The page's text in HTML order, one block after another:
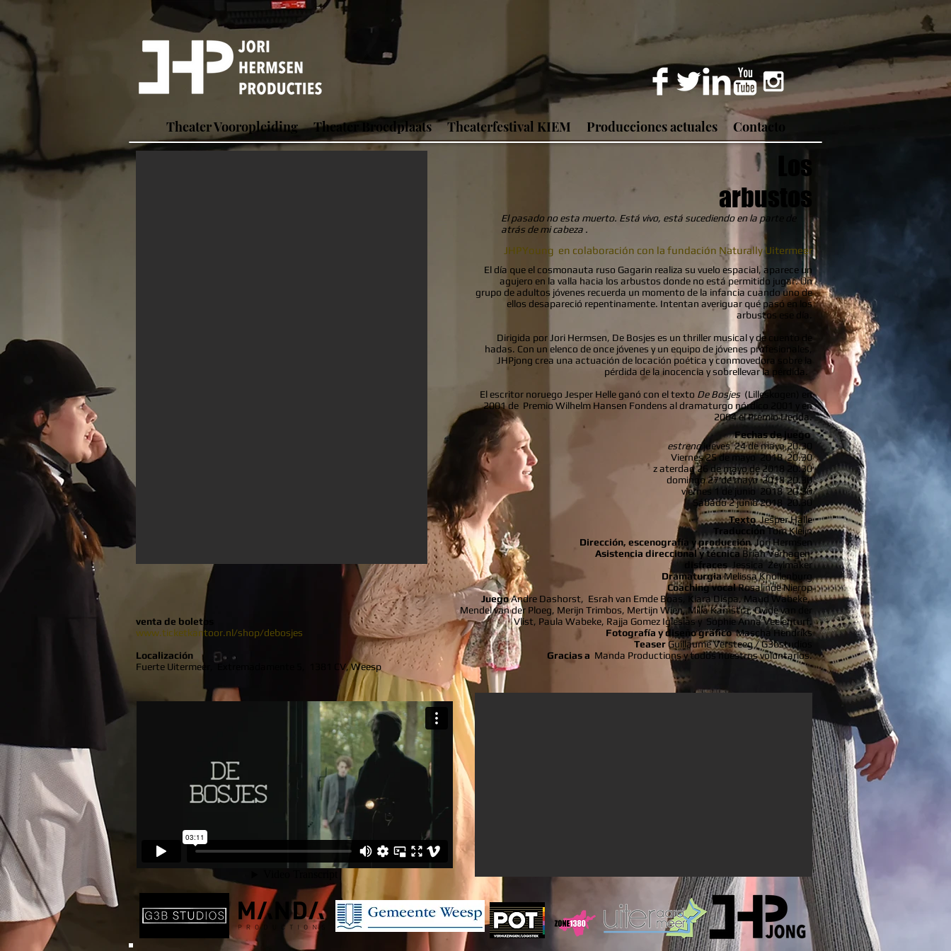
Theater Vooropleiding Theater Broedplaats Theaterfestival KIEM Producciones actuales Contacto
Los
arbustos
El pasado no esta muerto. Está vivo, está sucediendo en la parte de
atrás de mi cabeza .
JHPYoung en colaboración con la fundación Naturally Uitermeer
El día que el cosmonauta ruso Gagarin realiza su vuelo espacial, aparece un
agujero en la valla hacia los arbustos donde no está permitido jugar. Un
grupo de adultos jóvenes recuerda un momento de la infancia cuando uno de
ellos desapareció repentinamente. Intentan averiguar qué pasó en los
arbustos ese día.
Dirigida por Jori Hermsen, De Bosjes es un thriller musical y de cuento de
hadas. Con un elenco de once jóvenes y un equipo de jóvenes profesionales,
JHPjong crea una actuación de locación poética y conmovedora sobre la
pérdida de la inocencia y sobrellevar la pérdida.
El escritor noruego Jesper Helle ganó con el texto De Bosjes (Lilleskogen) en
2001 de Premio Wilhelm Hansen Fondens al dramaturgo nórdico 2001 y en
2004 el Premio Hedda.
Fechas de juego
estrenojueves 24 de mayo 20.30
Viernes 25 de mayo 2018 20.30
zaterdag 26 de mayo de 2018 20:30
domingo 27 de mayo 2018 20.30
viernes 1 de junio 2018 20.30
Sábado 2 junio 2018
20.30
Texto Jesper Halle
TraducciónTom Kleijn
Dirección, escenografía y producción Jori Hermsen
Asistencia direccional y técnica Brian Verhagen
disfraces
Jessica
Zeylmaker
DramaturgiaMelissa Knollenburg
Coaching vocalRosalinde Nierop
JuegoAndre Dashorst, Esrah van Emde Boas, Kiara Dispa, Maud Wabeke,
Mendel van der Ploeg, Merijn Trimbos, Mertijn Wien, Milla Kamstra, Ovide van der
Vlist, Paula Wabeke, Rajja Gomez Iglesias y Sophie Anna Veelenturf.
Fotografía y diseño gráfico Mascha Hendriks
TeaserGuillaume Versteeg / G3bstudios
Gracias a Manda Productions y todos nuestros voluntarios.
venta de boletos
www.ticketkantoor.nl/shop/debosjes
Localización
Fuerte Uitermeer,
1381 CV, Weesp